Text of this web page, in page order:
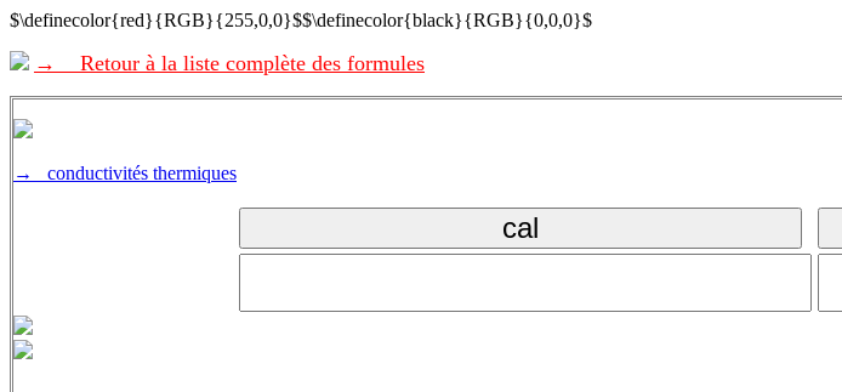
$\definecolor{red}{RGB}{255,0,0}$$\definecolor{black}{RGB}{0,0,0}$
→ Retour à la liste complète des formules
→ conductivités thermiques